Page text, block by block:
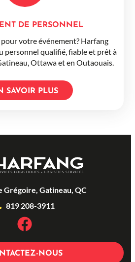
DE PERSONNEL
votre événement? Harfang
personnel qualifié, fiable et prêt à
Ottawa et en Outaouais.
SAVOIR PLUS
Grégoire, Gatineau, QC
819 208-3911
NOUS